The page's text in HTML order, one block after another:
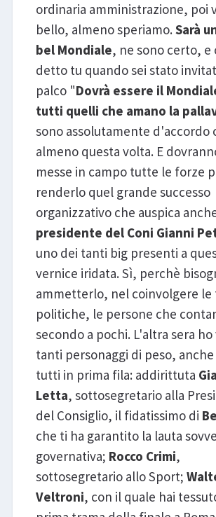
ordinaria amministrazione, poi
bello, almeno speriamo.Sarà
bel Mondiale, ne sono certo, e
detto tu quando sei stato
palco "Dovrà essere il
tutti quelli che amano la
sono assolutamente d'accordo
almeno questa volta. E
messe in campo tutte le forze
renderlo quel grande successo
organizzativo che auspica
presidente del Coni Gianni
uno dei tanti big presenti a
vernice iridata. Sì, perchè
ammetterlo, nel coinvolgere le
politiche, le persone che
secondo a pochi. L'altra sera
tanti personaggi di peso,
tutti in prima fila: addirittuta
Letta, sottosegretario alla
del Consiglio, il fidatissimo di
che ti ha garantito la lauta
governativa; Rocco Crimi,
sottosegretario allo Sport;
Veltroni, con il quale hai